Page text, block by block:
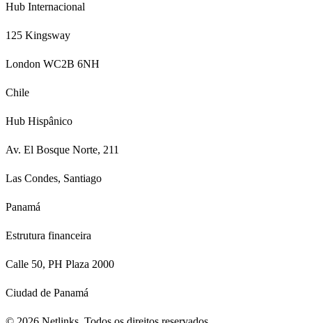
Hub Internacional
125 Kingsway
London WC2B 6NH
Chile
Hub Hispânico
Av. El Bosque Norte, 211
Las Condes, Santiago
Panamá
Estrutura financeira
Calle 50, PH Plaza 2000
Ciudad de Panamá